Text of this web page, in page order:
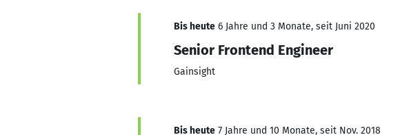
Bis heute 6 Jahre und 3 Monate, seit Juni 2020
Senior Frontend Engineer
Gainsight
Bis heute 7 Jahre und 10 Monate, seit Nov. 2018